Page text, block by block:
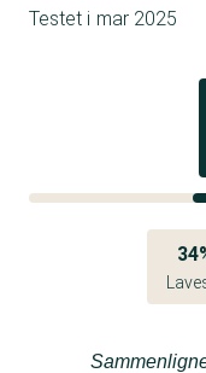
Testet i mar 2025